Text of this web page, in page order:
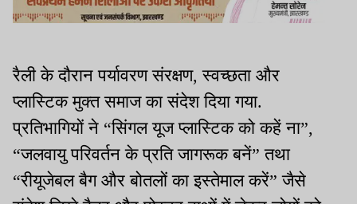
रैली के दौरान पर्यावरण संरक्षण, स्वच्छता और
प्लास्टिक मुक्त समाज का संदेश दिया गया.
प्रतिभागियों ने “सिंगल यूज प्लास्टिक को कहें ना”,
“जलवायु परिवर्तन के प्रति जागरूक बनें” तथा
“रीयूजेबल बैग और बोतलों का इस्तेमाल करें” जैसे